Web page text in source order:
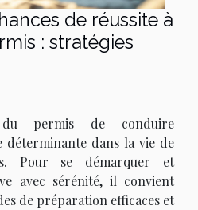
de réussite à
: stratégies
du permis de conduire
déterminante dans la vie de
Pour se démarquer et
avec sérénité, il convient
de préparation efficaces et